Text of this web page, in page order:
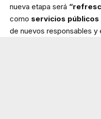
nueva etapa será
como servicios públicos
de nuevos responsables y